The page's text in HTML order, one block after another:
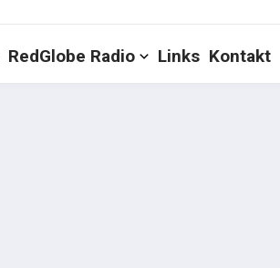
RedGlobe Radio Links Kontakt